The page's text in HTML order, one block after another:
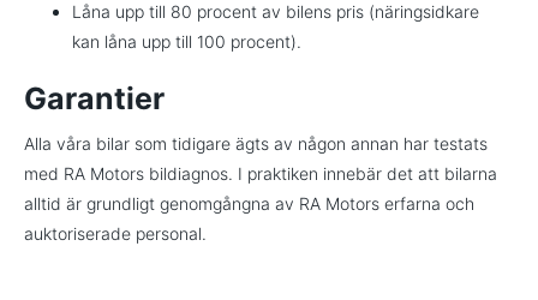
Låna upp till 80 procent av bilens pris (näringsidkare
kan låna upp till 100 procent).
Garantier
Alla våra bilar som tidigare ägts av någon annan har testats
med RA Motors bildiagnos. I praktiken innebär det att bilarna
alltid är grundligt genomgångna av RA Motors erfarna och
auktoriserade personal.